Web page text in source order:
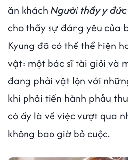
ăn khách Người thầy y
cho thấy sự đáng yêu của
Kyung đã có thể thể hiện
vật: một bác sĩ tài giỏi và
đang phải vật lộn với
khi phải tiến hành phẫu
cô ấy là về việc vượt qua
không bao giờ bỏ cuộc.